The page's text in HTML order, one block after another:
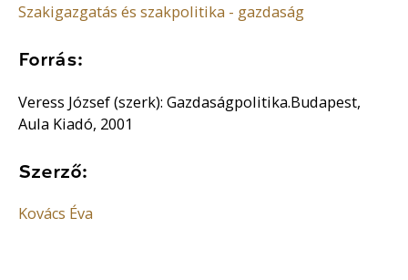
Szakigazgatás és szakpolitika - gazdaság
Forrás:
Veress József (szerk): Gazdaságpolitika.Budapest,
Aula Kiadó, 2001
Szerző:
Kovács Éva